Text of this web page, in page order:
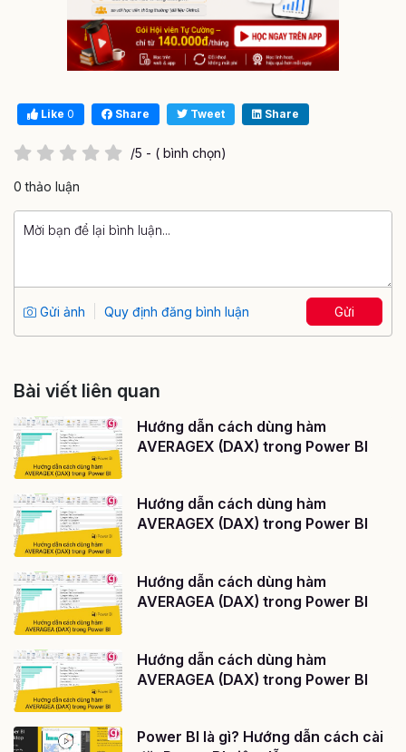
Like 0 Share Tweet Share
/5 - ( bình chọn)
0 thảo luận
Gửi ảnh Quy định đăng bình luận Gửi
Bài viết liên quan
Hướng dẫn cách dùng hàm
AVERAGEX (DAX) trong Power BI
Hướng dẫn cách dùng hàm
AVERAGEX (DAX) trong Power BI
Hướng dẫn cách dùng hàm
AVERAGEA (DAX) trong Power BI
Hướng dẫn cách dùng hàm
AVERAGEA (DAX) trong Power BI
Power BI là gì? Hướng dẫn cách cài